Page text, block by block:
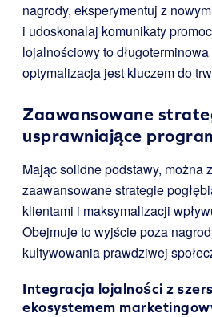
nagrody, eksperymentuj z
i udoskonalaj komunikaty
lojalnościowy to
optymalizacja jest kluczem do
Zaawansowane
usprawniające
Mając solidne podstawy, można
zaawansowane strategie
klientami i maksymalizacji
Obejmuje to wyjście poza
kultywowania prawdziwej
Integracja lojalności z
ekosystemem